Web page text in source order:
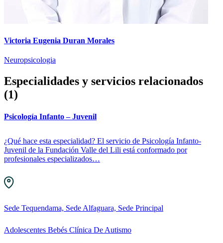
Victoria Eugenia Duran Morales
Neuropsicologia
Especialidades y servicios relacionados
(1)
Psicología Infanto – Juvenil
¿Qué hace esta especialidad? El servicio de Psicología Infanto-
Juvenil de la Fundación Valle del Lili está conformado por
profesionales especializados…
Sede Tequendama, Sede Alfaguara, Sede Principal
Adolescentes Bebés Clínica De Autismo